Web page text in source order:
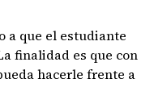
a que el estudiante
finalidad es que con
hacerle frente a